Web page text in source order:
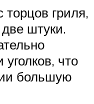
гриля,
штуки.
что
большую